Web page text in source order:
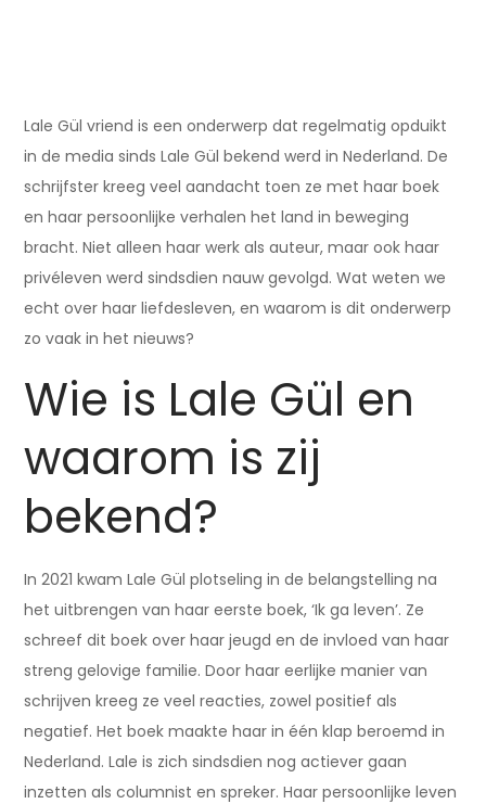
Lale Gül vriend is een onderwerp dat regelmatig opduikt
in de media sinds Lale Gül bekend werd in Nederland. De
schrijfster kreeg veel aandacht toen ze met haar boek
en haar persoonlijke verhalen het land in beweging
bracht. Niet alleen haar werk als auteur, maar ook haar
privéleven werd sindsdien nauw gevolgd. Wat weten we
echt over haar liefdesleven, en waarom is dit onderwerp
zo vaak in het nieuws?
Wie is Lale Gül en
waarom is zij
bekend?
In 2021 kwam Lale Gül plotseling in de belangstelling na
het uitbrengen van haar eerste boek, ‘Ik ga leven’. Ze
schreef dit boek over haar jeugd en de invloed van haar
streng gelovige familie. Door haar eerlijke manier van
schrijven kreeg ze veel reacties, zowel positief als
negatief. Het boek maakte haar in één klap beroemd in
Nederland. Lale is zich sindsdien nog actiever gaan
inzetten als columnist en spreker. Haar persoonlijke leven